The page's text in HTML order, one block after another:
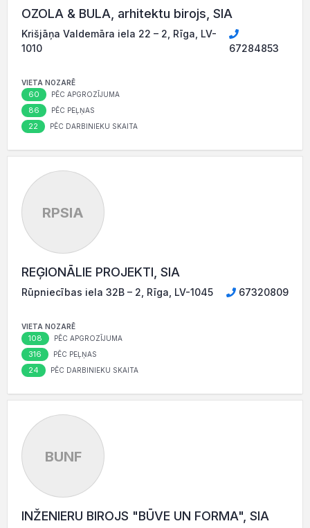
OZOLA & BULA, arhitektu birojs, SIA
Krišjāņa Valdemāra iela 22 – 2, Rīga, LV-
1010
67284853
VIETA NOZARĒ
60 PĒC APGROZĪJUMA
86 PĒC PEĻŅAS
22 PĒC DARBINIEKU SKAITA
RPSIA
REĢIONĀLIE PROJEKTI, SIA
Rūpniecības iela 32B – 2, Rīga, LV-1045 67320809
VIETA NOZARĒ
108 PĒC APGROZĪJUMA
316 PĒC PEĻŅAS
24 PĒC DARBINIEKU SKAITA
BUNF
INŽENIERU BIROJS "BŪVE UN FORMA", SIA